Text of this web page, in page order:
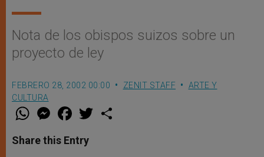
Nota de los obispos suizos sobre un
proyecto de ley
FEBRERO 28, 2002 00:00 ZENIT STAFF
ARTE Y
CULTURA
W
t
s
M
e
s
e
F
a
e
b
w
Share this Entry